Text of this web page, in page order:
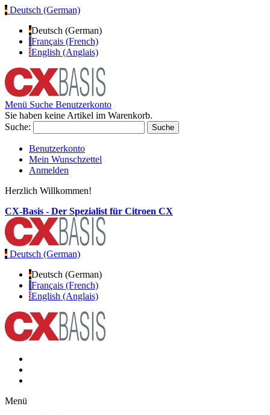
Deutsch (German)
Deutsch (German)
Français (French)
English (Anglais)
Menü Suche Benutzerkonto
Sie haben keine Artikel im Warenkorb.
Suche:
Suche
Benutzerkonto
Mein Wunschzettel
Anmelden
Herzlich Willkommen!
CX-Basis - Der Spezialist für Citroen CX
Deutsch (German)
Deutsch (German)
Français (French)
English (Anglais)
Menü